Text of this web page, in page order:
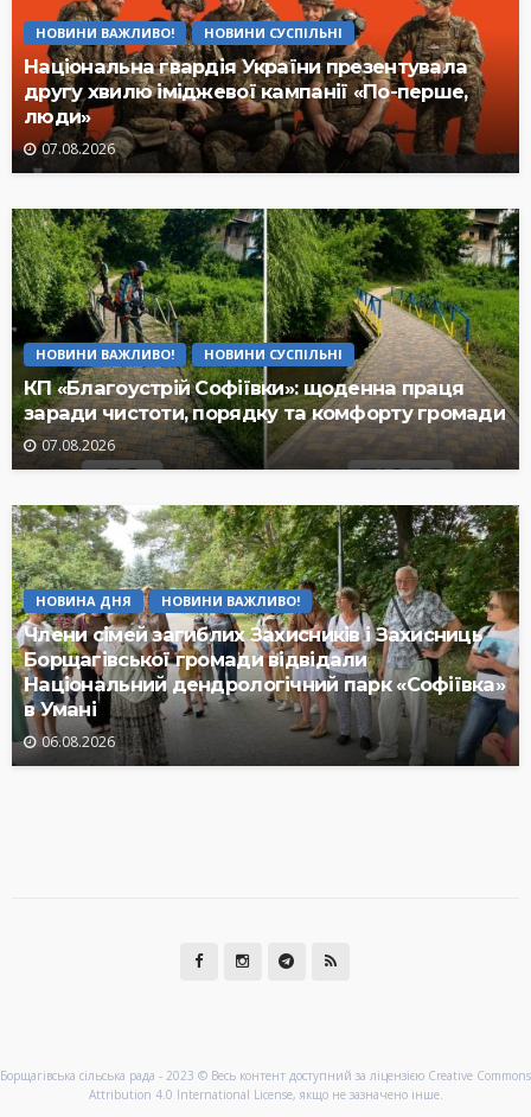
НОВИНИ ВАЖЛИВО! НОВИНИ СУСПІЛЬНІ
Національна гвардія України презентувала
другу хвилю іміджевої кампанії «По-перше,
люди»
07.08.2026
НОВИНИ ВАЖЛИВО! НОВИНИ СУСПІЛЬНІ
КП «Благоустрій Софіївки»: щоденна праця
заради чистоти, порядку та комфорту громади
07.08.2026
НОВИНА ДНЯ НОВИНИ ВАЖЛИВО!
Члени сімей загиблих Захисників і Захисниць
Борщагівської громади відвідали
Національний дендрологічний парк «Софіївка»
в Умані
06.08.2026
Борщагівська сільська рада - 2023 © Весь контент доступний за ліцензією Creative Commons
Attribution 4.0 International License, якщо не зазначено інше.